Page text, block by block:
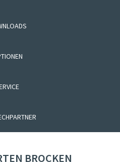
BROCKEN